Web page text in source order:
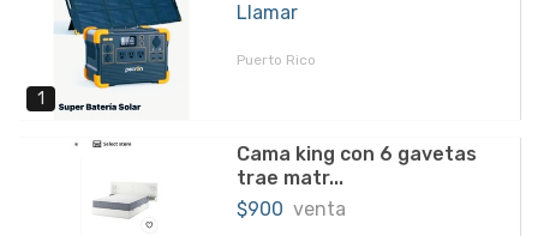
1
Llamar
Puerto Rico
Cama king con 6 gavetas
trae matr...
$900 venta